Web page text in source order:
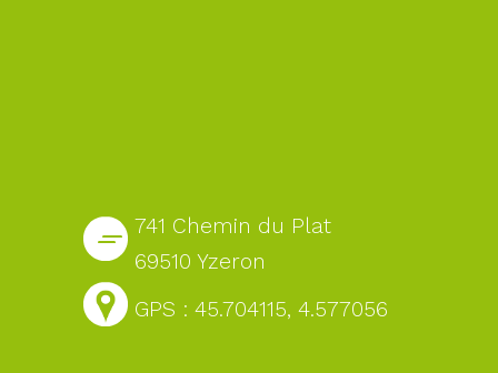
741 Chemin du Plat
69510 Yzeron
GPS : 45.704115, 4.577056